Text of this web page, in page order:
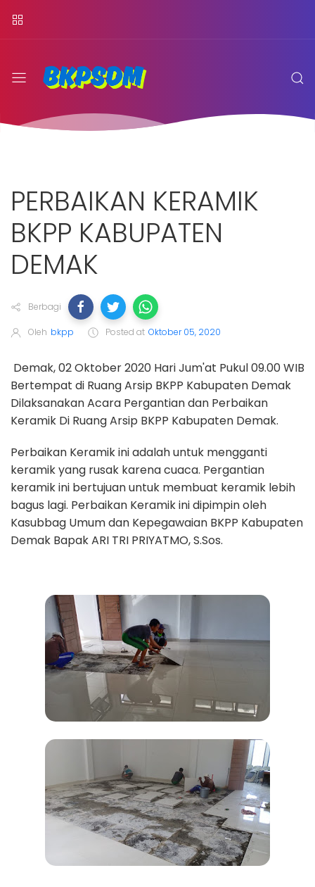
PERBAIKAN KERAMIK
BKPP KABUPATEN
DEMAK
Berbagi
Oleh bkpp Posted at Oktober 05, 2020
Demak, 02 Oktober 2020 Hari Jum'at Pukul 09.00 WIB
Bertempat di Ruang Arsip BKPP Kabupaten Demak
Dilaksanakan Acara Pergantian dan Perbaikan
Keramik Di Ruang Arsip BKPP Kabupaten Demak.
Perbaikan Keramik ini adalah untuk mengganti
keramik yang rusak karena cuaca. Pergantian
keramik ini bertujuan untuk membuat keramik lebih
bagus lagi. Perbaikan Keramik ini dipimpin oleh
Kasubbag Umum dan Kepegawaian BKPP Kabupaten
Demak Bapak ARI TRI PRIYATMO, S.Sos.